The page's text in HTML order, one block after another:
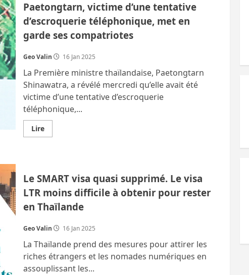
parents,
un
Birman
victimes
du
carnage
fin
sur
la
route.
Un
incendie
fait
4
morts.
Un
chauffeur
de
taxi
Paetongtarn, victime d’une tentative
d’escroquerie téléphonique, met en
garde ses compatriotes
Geo Valin 16 Jan 2025
La Première ministre thaïlandaise, Paetongtarn
Shinawatra, a révélé mercredi qu’elle avait été
victime d’une tentative d’escroquerie
téléphonique,...
LireEn
savoir
tentative
d’escroquerie
téléphonique,
met
en
garde
compatriotes
Le SMART visa quasi supprimé. Le visa
LTR moins difficile à obtenir pour rester
en Thaïlande
Geo Valin 16 Jan 2025
La Thaïlande prend des mesures pour attirer les
riches étrangers et les nomades numériques en
assouplissant les...